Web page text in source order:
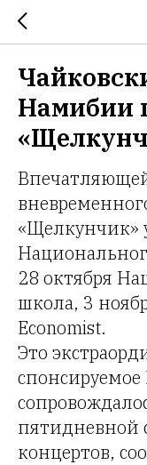
Намибии
«Щелкунчик»
28 октября
школа, 3
Economist.
Это
пятидневной
концертов,